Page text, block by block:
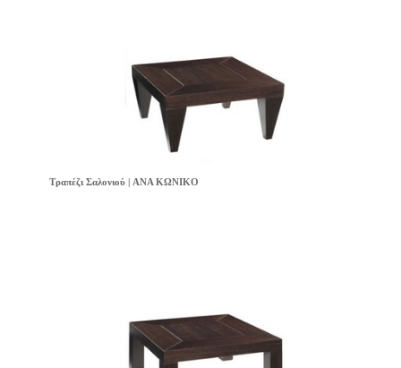
Τραπέζι Σαλονιού | ANA ΚΩΝΙΚΟ